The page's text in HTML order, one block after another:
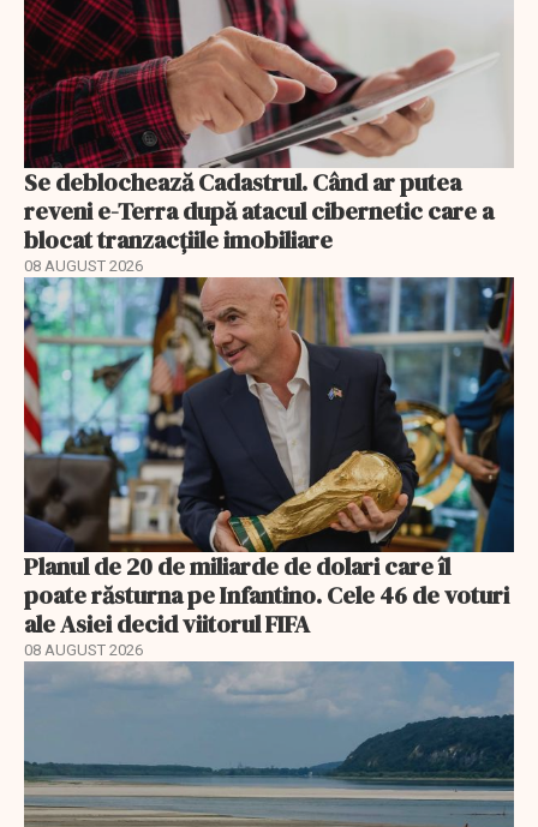
Se deblochează Cadastrul. Când ar putea
reveni e-Terra după atacul cibernetic care a
blocat tranzacțiile imobiliare
08 AUGUST 2026
Planul de 20 de miliarde de dolari care îl
poate răsturna pe Infantino. Cele 46 de voturi
ale Asiei decid viitorul FIFA
08 AUGUST 2026